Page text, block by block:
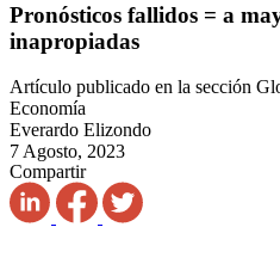
Pronósticos fallidos = a
inapropiadas
Artículo publicado en la sección
Economía
Everardo Elizondo
7 Agosto, 2023
Compartir